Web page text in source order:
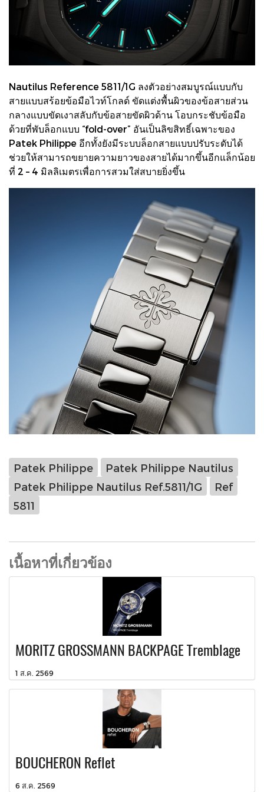
Nautilus Reference 5811/1G ลงตัวอย่างสมบูรณ์แบบกับ
สายแบบสร้อยข้อมือไวท์โกลด์ ขัดแต่งพื้นผิวของข้อสายส่วน
กลางแบบขัดเงาสลับกับข้อสายขัดผิวด้าน โอบกระชับข้อมือ
ด้วยที่พับล็อกแบบ “fold-over” อันเป็นลิขสิทธิ์เฉพาะของ
Patek Philippe อีกทั้งยังมีระบบล็อกสายแบบปรับระดับได้
ช่วยให้สามารถขยายความยาวของสายได้มากขึ้นอีกแล็กน้อย
ที่ 2 – 4 มิลลิเมตรเพื่อการสวมใส่สบายยิ่งขึ้น
Patek Philippe
Patek Philippe Nautilus
Patek Philippe Nautilus Ref.5811/1G
Ref
5811
เนื้อหาที่เกี่ยวข้อง
MORITZ GROSSMANN BACKPAGE Tremblage
1 ส.ค. 2569
BOUCHERON Reflet
6 ส.ค. 2569